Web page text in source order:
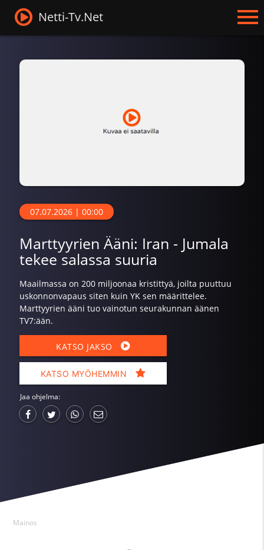
Netti-Tv.Net
07.07.2026 | 00:00
Marttyyrien Ääni: Iran - Jumala
tekee salassa suuria
Maailmassa on 200 miljoonaa kristittyä, joilta puuttuu
uskonnonvapaus siten kuin YK sen määrittelee.
Marttyyrien ääni tuo vainotun seurakunnan äänen
TV7:ään.
KATSO JAKSO
KATSO MYÖHEMMIN
Jaa ohjelma:
Mainos